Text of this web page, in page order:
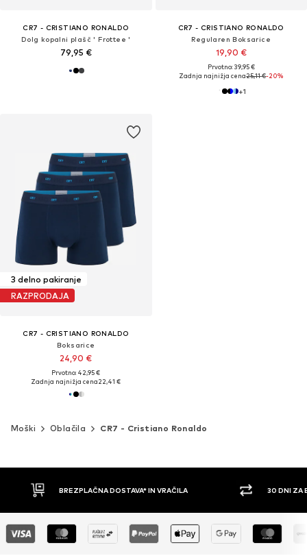
CR7 - CRISTIANO RONALDO
Dolg kopalni plašč ' Frottee '
79,95 €
CR7 - CRISTIANO RONALDO
Regularen Boksarice
19,90 €
Prvotno: 39,95 €
Zadnja najnižja cena25,11 €-20%
+1
3 delno pakiranje
RAZPRODAJA
CR7 - CRISTIANO RONALDO
Boksarice
24,90 €
Prvotno: 42,95 €
Zadnja najnižja cena22,41 €
Moški Oblačila CR7 - Cristiano Ronaldo
30 DNI ZA BREZPLAČNO VRAČILO PLAČILO Z